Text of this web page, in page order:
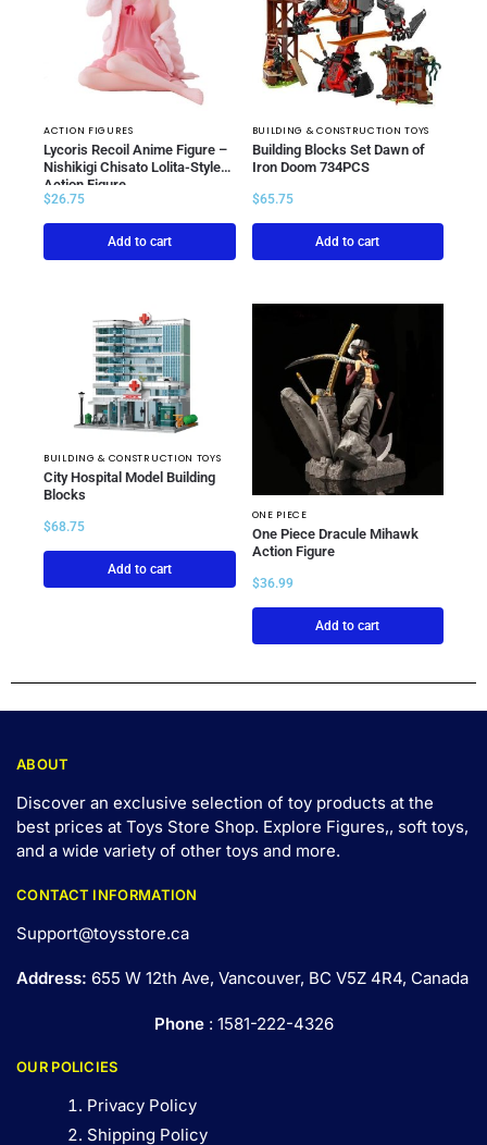
ACTION FIGURES
Lycoris Recoil Anime Figure –
Nishikigi Chisato Lolita-Style
Action Figure
$26.75
Add to cart
BUILDING & CONSTRUCTION TOYS
Building Blocks Set Dawn of
Iron Doom 734PCS
$65.75
Add to cart
BUILDING & CONSTRUCTION TOYS
City Hospital Model Building
Blocks
$68.75
Add to cart
ONE PIECE
One Piece Dracule Mihawk
Action Figure
$36.99
Add to cart
ABOUT
Discover an exclusive selection of toy products at the
best prices at Toys Store Shop. Explore Figures,, soft toys,
and a wide variety of other toys and more.
CONTACT INFORMATION
Support@toysstore.ca
Address: 655 W 12th Ave, Vancouver, BC V5Z 4R4, Canada
Phone: 1581-222-4326
OUR POLICIES
Privacy Policy
Shipping Policy